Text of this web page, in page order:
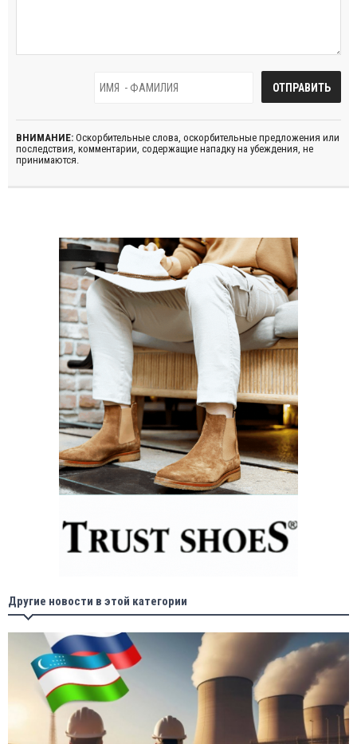
ВНИМАНИЕ: Оскорбительные слова, оскорбительные предложения или
последствия, комментарии, содержащие нападку на убеждения, не
принимаются.
Другие новости в этой категории